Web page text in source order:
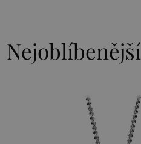
Nejoblíbenější